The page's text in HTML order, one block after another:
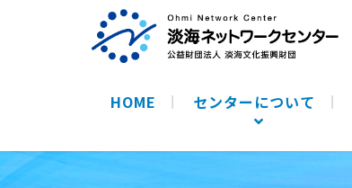
HOME センターについて